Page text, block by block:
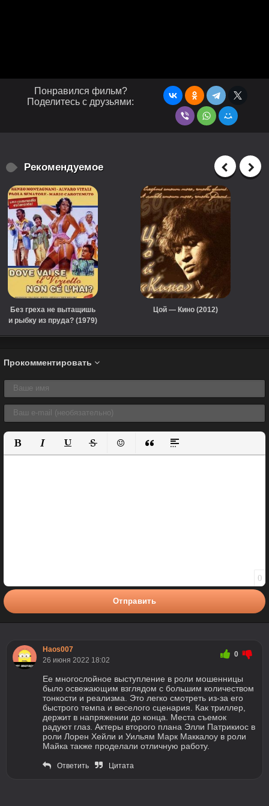
Понравился фильм?
Поделитесь с друзьями:
Рекомендуемое
Без греха не вытащишь
и рыбку из пруда? (1979)
Цой — Кино (2012)
Прокомментировать
Полужирный
КурсивПодчеркнутый
ЗачеркнутыйВставить смайлик
Вставка цитаты
Вставка спойлера
0
Отправить
Haos007
26 июня 2022 18:02
0
Ее многослойное выступление в роли мошенницы
было освежающим взглядом с большим количеством
тонкости и реализма. Это легко смотреть из-за его
быстрого темпа и веселого сценария. Как триллер,
держит в напряжении до конца. Места съемок
радуют глаз. Актеры второго плана Элли Патрикиос в
роли Лорен Хейли и Уильям Марк Маккалоу в роли
Майка также проделали отличную работу.
Ответить Цитата